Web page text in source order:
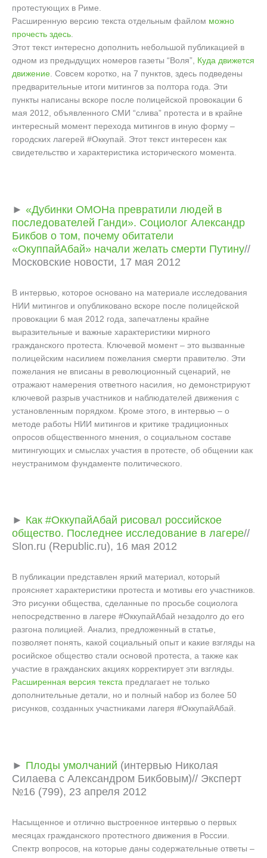
протестующих в Риме.
Расширенную версию текста отдельным файлом можно
прочесть здесь
Этот текст интересно дополнить небольшой публикацией в
одном из предыдущих номеров газеты “Воля”, Куда движется
движение . Совсем коротко, на 7 пунктов, здесь подведены
предварительные итоги митингов за полтора года. Эти
пункты написаны вскоре после полицейской провокации 6
мая 2012, объявленного СМИ “слива” протеста и в крайне
интересный момент перехода митингов в иную форму –
городских лагерей #Оккупай. Этот текст интересен как
свидетельство и характеристика исторического момента.
► «Дубинки ОМОНа превратили людей в
последователей Ганди». Социолог Александр
Бикбов о том, почему обитатели
«ОкуппайАбай» начали желать смерти Путину//
Московские новости, 17 мая 2012
В интервью, которое основано на материале исследования
НИИ митингов и опубликовано вскоре после полицейской
провокации 6 мая 2012 года, запечатлены крайне
выразительные и важные характеристики мирного
гражданского протеста. Ключевой момент – это вызванные
полицейским насилием пожелания смерти правителю. Эти
пожелания не вписаны в революционный сценарий, не
отражают намерения ответного насилия, но демонстрируют
ключевой разрыв участников и наблюдателей движения с
установленным порядком. Кроме этого, в интервью – о
методе работы НИИ митингов и критике традиционных
опросов общественного мнения, о социальном составе
митингующих и смыслах участия в протесте, об общении как
неустранимом фундаменте политического.
► Как #ОккупайАбай рисовал российское
общество. Последнее исследование в лагере//
Slon.ru (Republic.ru), 16 мая 2012
В публикации представлен яркий материал, который
проясняет характеристики протеста и мотивы его участников.
Это рисунки общества, сделанные по просьбе социолога
непосредственно в лагере #ОккупайАбай незадолго до его
разгона полицией. Анализ, предложенный в статье,
позволяет понять, какой социальный опыт и какие взгляды на
росийское общество стали основой протеста, а также как
участие в гражданских акциях корректирует эти взгляды.
Расширенная версия текста предлагает не только
дополнительные детали, но и полный набор из более 50
рисунков, созданных участниками лагеря #ОккупайАбай.
► Плоды умолчаний (интервью Николая
Силаева с Александром Бикбовым)// Эксперт
№16 (799), 23 апреля 2012
Насыщенное и отлично выстроенное интервью о первых
месяцах гражданского протестного движения в России.
Спектр вопросов, на которые даны содержательные ответы –